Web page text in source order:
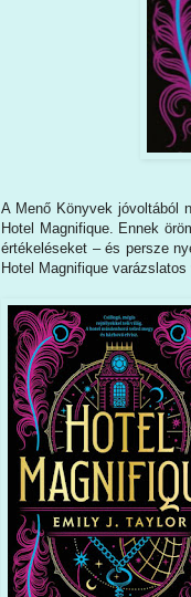
A Menő Könyvek jóvoltából
Hotel Magnifique. Ennek
értékeléseket – és persze
Hotel Magnifique varázslatos